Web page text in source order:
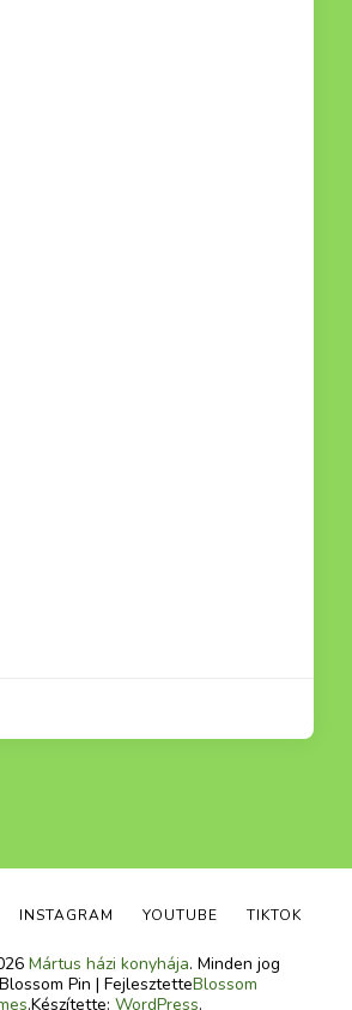
Mártus házi konyhája. Minden jog
Blossom Pin | FejlesztetteBlossom
.Készítette: WordPress.
INSTAGRAM YOUTUBE TIKTOK